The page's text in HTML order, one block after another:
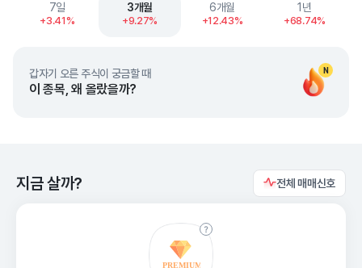
7일
+3.41%
3개월
+9.27%
6개월
+12.43%
1년
+68.74%
N
갑자기 오른 주식이 궁금할 때
이 종목, 왜 올랐을까?
지금 살까? 전체 매매신호